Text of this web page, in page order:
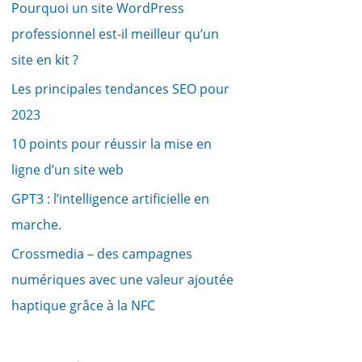
Pourquoi un site WordPress
professionnel est-il meilleur qu’un
site en kit ?
Les principales tendances SEO pour
2023
10 points pour réussir la mise en
ligne d’un site web
GPT3 : l’intelligence artificielle en
marche.
Crossmedia – des campagnes
numériques avec une valeur ajoutée
haptique grâce à la NFC